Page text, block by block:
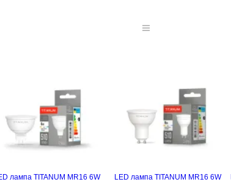
лампа TITANUM MR16 6W
LED лампа TITANUM MR16 6W